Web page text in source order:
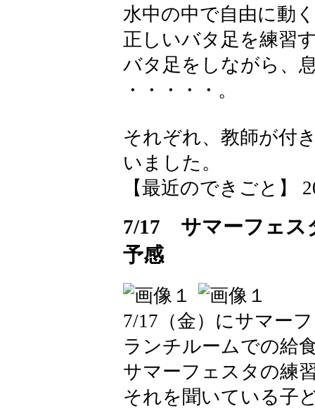
水中の中で自由に動
正しいバタ足を練習
バタ足をしながら、
・・・・・。
それぞれ、教師が付
いました。
【最近のできごと】
7/17 サマーフェス
予感
7/17（金）にサマー
ランチルームでの給
サマーフェスタの練
それを聞いている子